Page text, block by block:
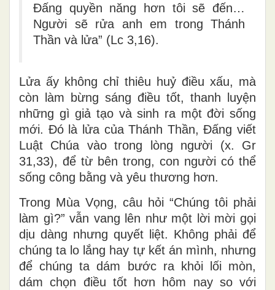
Đấng quyền năng hơn tôi sẽ đến…
Người sẽ rửa anh em trong Thánh
Thần và lửa” (Lc 3,16).
Lửa ấy không chỉ thiêu huỷ điều xấu, mà
còn
làm bừng sáng điều tốt, thanh luyện
những gì giả tạo và sinh ra một đời sống
mới. Đó là lửa của Thánh Thần, Đấng viết
Luật Chúa vào trong lòng người (x. Gr
31,33), để từ bên trong, con người có thể
sống công bằng và yêu thương hơn.
Trong Mùa Vọng, câu hỏi “Chúng tôi phải
làm gì?” vẫn vang lên như một lời mời gọi
dịu dàng nhưng quyết liệt. Không phải để
chúng ta lo lắng hay tự kết án mình, nhưng
để chúng tadám bước ra khỏi lối mòn,
dám chọn điều tốt hơn hôm nay so với